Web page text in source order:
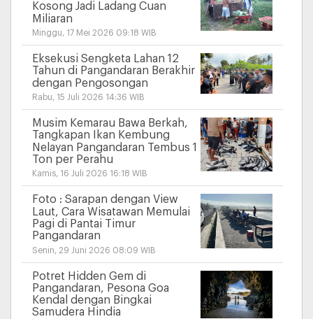
Kosong Jadi Ladang Cuan
Miliaran
Minggu, 17 Mei 2026 09:18 WIB
Eksekusi Sengketa Lahan 12
Tahun di Pangandaran Berakhir
dengan Pengosongan
Rabu, 15 Juli 2026 14:36 WIB
Musim Kemarau Bawa Berkah,
Tangkapan Ikan Kembung
Nelayan Pangandaran Tembus 1
Ton per Perahu
Kamis, 16 Juli 2026 16:18 WIB
Foto : Sarapan dengan View
Laut, Cara Wisatawan Memulai
Pagi di Pantai Timur
Pangandaran
Senin, 29 Juni 2026 08:09 WIB
Potret Hidden Gem di
Pangandaran, Pesona Goa
Kendal dengan Bingkai
Samudera Hindia